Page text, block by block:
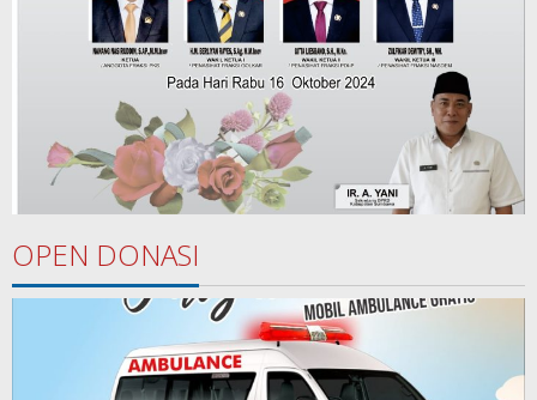
OPEN DONASI